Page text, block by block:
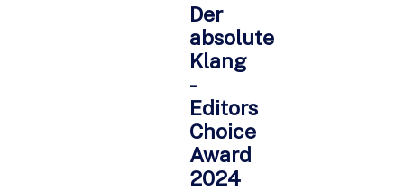
Der
absolute
Klang
-
Editors
Choice
Award
2024